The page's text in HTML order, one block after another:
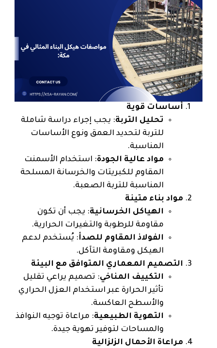
أساسات قوية
تحليل التربة: يجب إجراء دراسة شاملة
للتربة لتحديد العمق ونوع الأساسات
المناسبة.
مواد عالية الجودة: استخدام الأسمنت
المقاوم للكبريتات والخرسانة المسلحة
المناسبة للتربة الصعبة.
مواد بناء متينة
الهياكل الخرسانية: يجب أن تكون
مقاومة للرطوبة والتغيرات الحرارية.
الفولاذ المقاوم للصدأ: يُستخدم لدعم
الهيكل ومقاومة التآكل.
التصميم المعماري المتوافق مع البيئة
التكييف المناخي: تصميم يراعي تقليل
تأثير الحرارة عبر استخدام العزل الحراري
والأسطح العاكسة.
التهوية الطبيعية: مراعاة توجيه النوافذ
والمساحات لتوفير تهوية جيدة.
مراعاة الأحمال الزلزالية